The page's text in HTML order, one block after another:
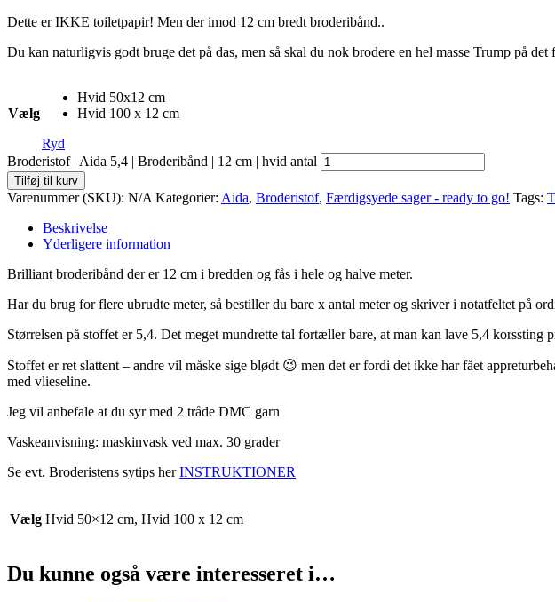
Dette er IKKE toiletpapir! Men der imod 12 cm bredt broderibånd..
Du kan naturligvis godt bruge det på das, men så skal du nok brodere en hel masse Trump på
Vælg
Hvid 50x12 cm
Hvid 100 x 12 cm
Ryd
Broderistof | Aida 5,4 | Broderibånd | 12 cm | hvid antal
Tilføj til kurv
Varenummer (SKU): N/A Kategorier: Aida, Broderistof, Færdigsyede sager - ready to go! Tags:
Beskrivelse
Yderligere information
Brilliant broderibånd der er 12 cm i bredden og fås i hele og halve meter.
Har du brug for flere ubrudte meter, så bestiller du bare x antal meter og skriver i notatfeltet på
Størrelsen på stoffet er 5,4. Det meget mundrette tal fortæller bare, at man kan lave 5,4 korssting
Stoffet er ret slattent – andre vil måske sige blødt 😉 men det er fordi det ikke har fået
med vlieseline.
Jeg vil anbefale at du syr med 2 tråde DMC garn
Vaskeanvisning: maskinvask ved max. 30 grader
Se evt. Broderistens sytips herINSTRUKTIONER
Vælg Hvid 50×12 cm, Hvid 100 x 12 cm
Du kunne også være interesseret i…